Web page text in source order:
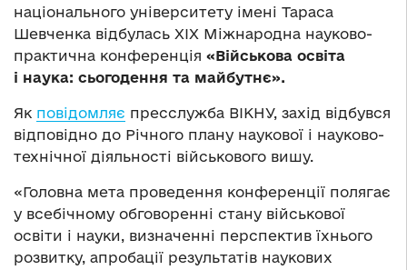
національного університету імені Тараса
Шевченка відбулась XIX Міжнародна науково-
практична конференція «Військова освіта
і наука: сьогодення та майбутнє».
Як повідомляє пресслужба ВІКНУ, захід відбувся
відповідно до Річного плану наукової і науково-
технічної діяльності військового вишу.
«Головна мета проведення конференції полягає
у всебічному обговоренні стану військової
освіти і науки, визначенні перспектив їхнього
розвитку, апробації результатів наукових